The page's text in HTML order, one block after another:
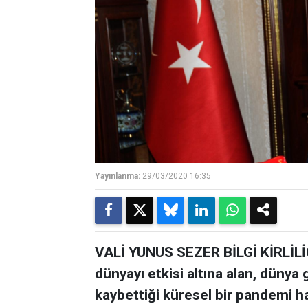
Yayınlanma: 29/03/2020 16:35
VALİ YUNUS SEZER BİLGİ
dünyayı etkisi altına alan, dünya
kaybettiği küresel bir pandemi